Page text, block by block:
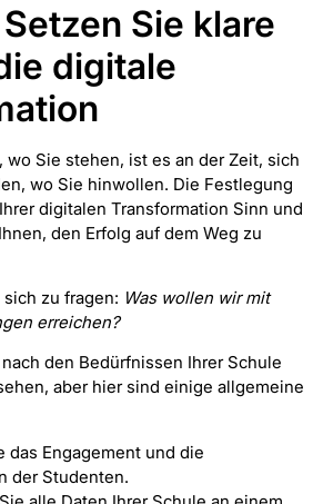
Sie klare
digitale
wo Sie stehen, ist es an der Zeit, sich
wo Sie hinwollen. Die Festlegung
digitalen Transformation Sinn und
den Erfolg auf dem Weg zu
zu fragen: Was wollen wir mit
erreichen?
den Bedürfnissen Ihrer Schule
aber hier sind einige allgemeine
das Engagement und die
der Studenten.